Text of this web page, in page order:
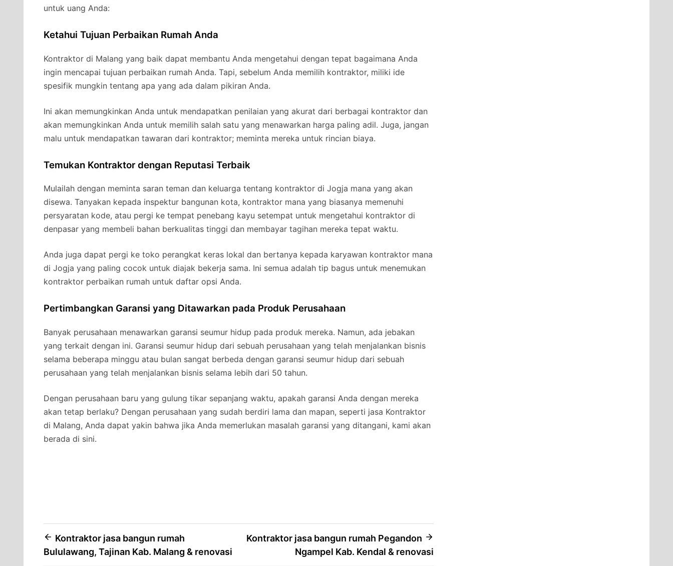
untuk uang Anda:
Ketahui Tujuan Perbaikan Rumah Anda
Kontraktor di Malang yang baik dapat membantu Anda mengetahui dengan tepat bagaimana Anda
ingin mencapai tujuan perbaikan rumah Anda. Tapi, sebelum Anda memilih kontraktor, miliki ide
spesifik mungkin tentang apa yang ada dalam pikiran Anda.
Ini akan memungkinkan Anda untuk mendapatkan penilaian yang akurat dari berbagai kontraktor dan
akan memungkinkan Anda untuk memilih salah satu yang menawarkan harga paling adil. Juga, jangan
malu untuk mendapatkan tawaran dari kontraktor; meminta mereka untuk rincian biaya.
Temukan Kontraktor dengan Reputasi Terbaik
Mulailah dengan meminta saran teman dan keluarga tentang kontraktor di Jogja mana yang akan
disewa. Tanyakan kepada inspektur bangunan kota, kontraktor mana yang biasanya memenuhi
persyaratan kode, atau pergi ke tempat penebang kayu setempat untuk mengetahui kontraktor di
denpasar yang membeli bahan berkualitas tinggi dan membayar tagihan mereka tepat waktu.
Anda juga dapat pergi ke toko perangkat keras lokal dan bertanya kepada karyawan kontraktor mana
di Jogja yang paling cocok untuk diajak bekerja sama. Ini semua adalah tip bagus untuk menemukan
kontraktor perbaikan rumah untuk daftar opsi Anda.
Pertimbangkan Garansi yang Ditawarkan pada Produk Perusahaan
Banyak perusahaan menawarkan garansi seumur hidup pada produk mereka. Namun, ada jebakan
yang terkait dengan ini. Garansi seumur hidup dari sebuah perusahaan yang telah menjalankan bisnis
selama beberapa minggu atau bulan sangat berbeda dengan garansi seumur hidup dari sebuah
perusahaan yang telah menjalankan bisnis selama lebih dari 50 tahun.
Dengan perusahaan baru yang gulung tikar sepanjang waktu, apakah garansi Anda dengan mereka
akan tetap berlaku? Dengan perusahaan yang sudah berdiri lama dan mapan, seperti jasa Kontraktor
di Malang, Anda dapat yakin bahwa jika Anda memerlukan masalah garansi yang ditangani, kami akan
berada di sini.
Post
navigation
Kontraktor jasa bangun rumah
Bululawang, Tajinan Kab. Malang & renovasi
Kontraktor jasa bangun rumah Pegandon
Ngampel Kab. Kendal & renovasi